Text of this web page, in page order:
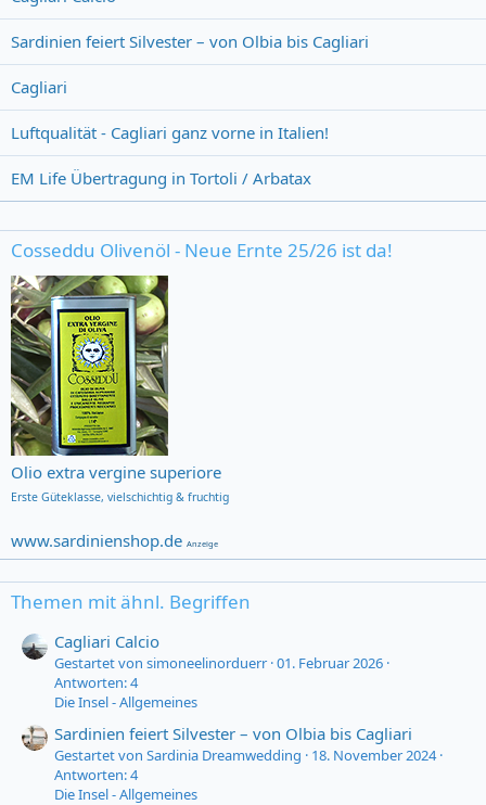
Sardinien feiert Silvester – von Olbia bis Cagliari
Cagliari
Luftqualität - Cagliari ganz vorne in Italien!
EM Life Übertragung in Tortoli / Arbatax
Cosseddu Olivenöl - Neue Ernte 25/26 ist da!
Olio extra vergine superiore
Erste Güteklasse, vielschichtig & fruchtig
www.sardinienshop.de Anzeige
Themen mit ähnl. Begriffen
Cagliari Calcio
Gestartet von simoneelinorduerr 01. Februar 2026
Antworten: 4
Die Insel - Allgemeines
Sardinien feiert Silvester – von Olbia bis Cagliari
Gestartet von Sardinia Dreamwedding
18. November 2024
Antworten: 4
Die Insel - Allgemeines